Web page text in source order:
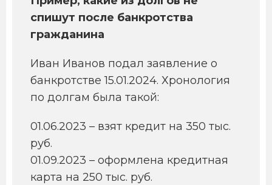
спишут после банкротства
гражданина
Иван Иванов подал заявление о
банкротстве 15.01.2024. Хронология
по долгам была такой:
01.06.2023 – взят кредит на 350 тыс.
руб.
01.09.2023 – оформлена кредитная
карта на 250 тыс. руб.